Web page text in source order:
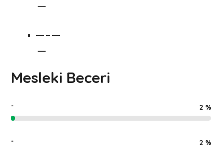
—
— – —
—
Mesleki Beceri
- 2 %
- 2 %